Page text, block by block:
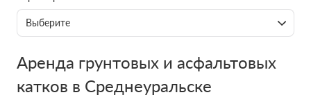
Выберите
Аренда грунтовых и асфальтовых
катков в Среднеуральске